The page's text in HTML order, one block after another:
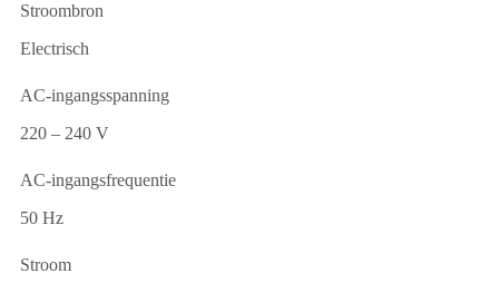
Stroombron
Electrisch
AC-ingangsspanning
220 – 240 V
AC-ingangsfrequentie
50 Hz
Stroom